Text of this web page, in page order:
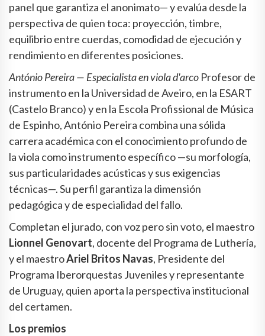
panel que garantiza el anonimato— y evalúa desde la
perspectiva de quien toca: proyección, timbre,
equilibrio entre cuerdas, comodidad de ejecución y
rendimiento en diferentes posiciones.
António Pereira — Especialista en viola d'arco Profesor de
instrumento en la Universidad de Aveiro, en la ESART
(Castelo Branco) y en la Escola Profissional de Música
de Espinho, António Pereira combina una sólida
carrera académica con el conocimiento profundo de
la viola como instrumento específico —su morfología,
sus particularidades acústicas y sus exigencias
técnicas—. Su perfil garantiza la dimensión
pedagógica y de especialidad del fallo.
Completan el jurado, con voz pero sin voto, el maestro
Lionnel Genovart, docente del Programa de Luthería,
y el maestroAriel Britos Navas, Presidente del
Programa Iberorquestas Juveniles y representante
de Uruguay, quien aporta la perspectiva institucional
del certamen.
Los premios